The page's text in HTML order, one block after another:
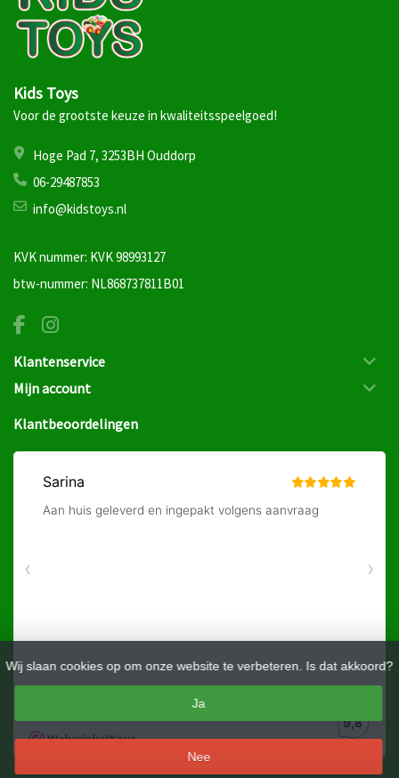
Wij slaan cookies op om onze website te verbeteren. Is dat akkoord?
Ja
Nee
Kids Toys
Voor de grootste keuze in kwaliteitsspeelgoed!
Hoge Pad 7, 3253BH Ouddorp
06-29487853
info@kidstoys.nl
KVK nummer: KVK 98993127
btw-nummer: NL868737811B01
Klantenservice
Mijn account
Klantbeoordelingen